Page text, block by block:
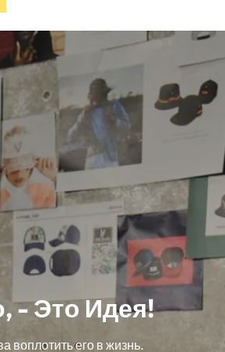
есть
несколько
вариантов.
Варианты
можно
выбрать
на
странице
товара
- Это Идея!
воплотить его в жизнь.